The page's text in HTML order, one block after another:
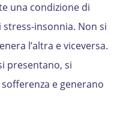
una condizione di
insonnia. Non si
l’altra e viceversa.
presentano, si
e generano